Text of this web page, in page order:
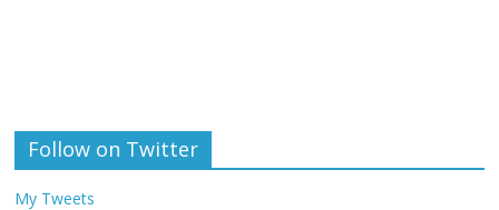
Follow on Twitter
My Tweets